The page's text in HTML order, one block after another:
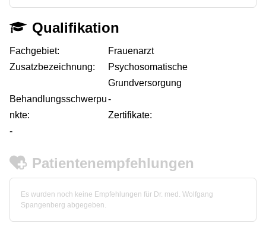
Qualifikation
Fachgebiet:
Frauenarzt
Zusatzbezeichnung:
Psychosomatische
Grundversorgung
Behandlungsschwerpu
nkte:
-
Zertifikate:
-
Patientenempfehlungen
Es wurden noch keine Empfehlungen für Dr. med. Wolfgang
Spangenberg abgegeben.